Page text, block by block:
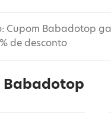
Cupom Babadotop
de desconto
Babadotop